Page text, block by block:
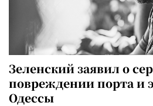
Зеленский заявил о
повреждении порта и
Одессы